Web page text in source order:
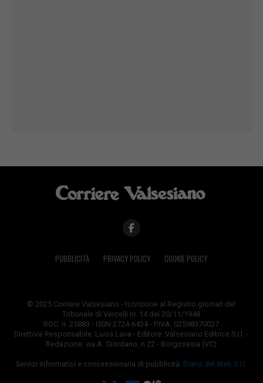
PUBBLICITÀ PRIVACY POLICY COOKIE POLICY
© 2025 Corriere Valsesiano - Iscrizione al Registro giornali del
Tribunale di Vercelli nr. 14 del 20/11/1948
ROC: n. 25883 - ISSN 2724-6434 - P.IVA: 02598370027
Direttore Responsabile: Luisa Lana - Editore: Valsesiano Editrice S.r.l. -
Redazione: via A. Giordano, n.22 - Borgosesia (VC)
Servizi informatici e concessionaria di pubblicità: Diario del Web S.r.l.